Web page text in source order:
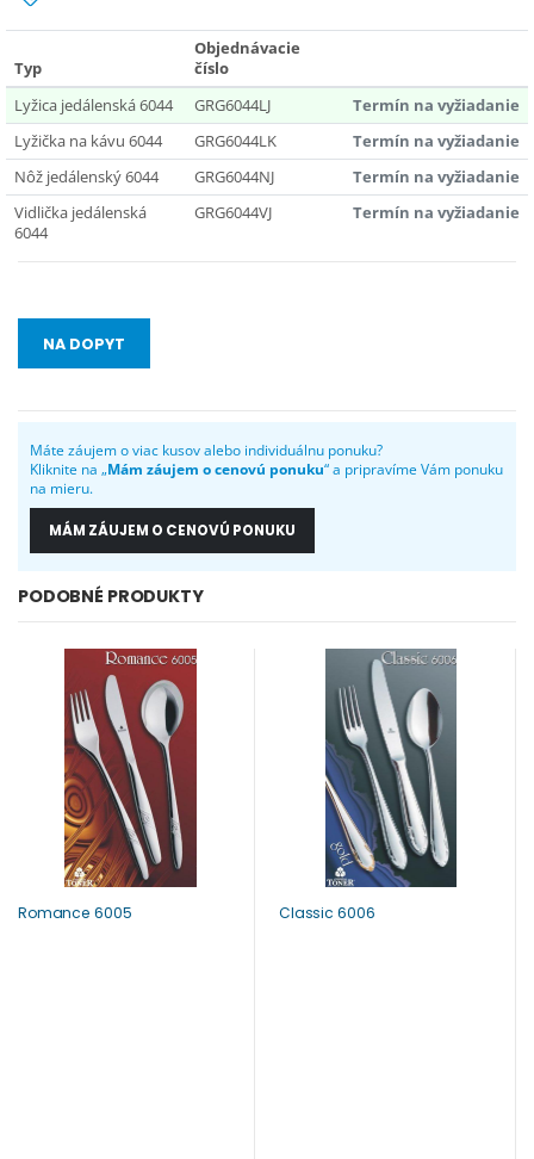
Typ
Objednávacie
číslo
Lyžica jedálenská 6044
GRG6044LJ
Termín na vyžiadanie
Lyžička na kávu 6044
GRG6044LK
Termín na vyžiadanie
Nôž jedálenský 6044
GRG6044NJ
Termín na vyžiadanie
Vidlička jedálenská
6044
GRG6044VJ Termín na vyžiadanie
NA DOPYT
Máte záujem o viac kusov alebo individuálnu ponuku?
Kliknite na „Mám záujem o cenovú ponuku“ a pripravíme Vám ponuku
na mieru.
MÁM ZÁUJEM O CENOVÚ PONUKU
PODOBNÉ PRODUKTY
Romance 6005 Classic 6006